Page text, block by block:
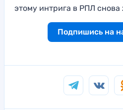
этому интрига в РПЛ снова
Подпишись на